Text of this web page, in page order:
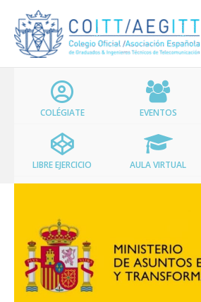
contenido
COLÉGIATE EVENTOS
LIBRE EJERCICIO AULA VIRTUAL